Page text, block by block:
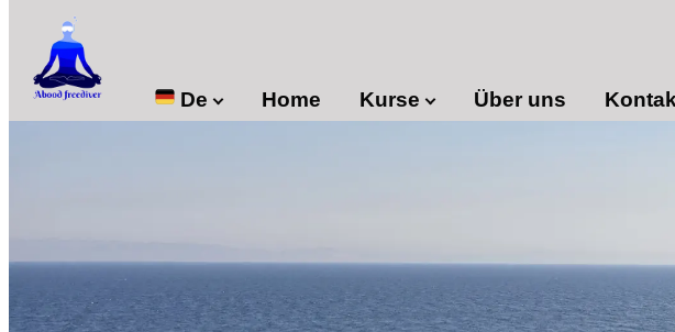
De Home Kurse Über uns